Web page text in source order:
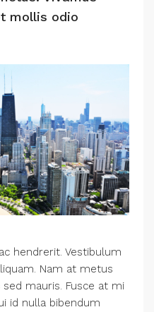
mollis odio
hendrerit. Vestibulum
Nam at metus
sed mauris. Fusce at mi
id nulla bibendum